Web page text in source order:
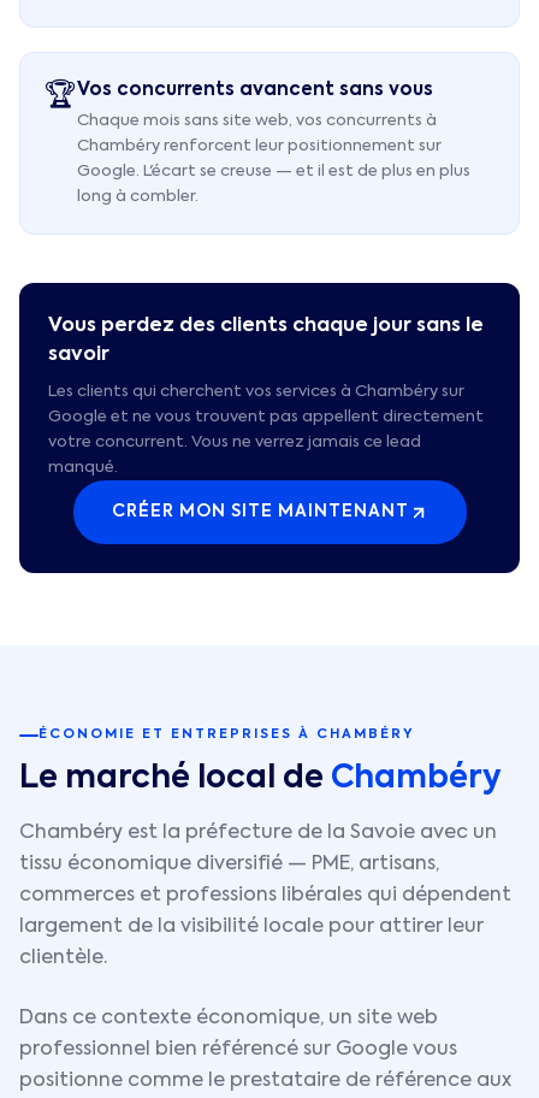
🏆 Vos concurrents avancent sans vous
Chaque mois sans site web, vos concurrents à
Chambéry renforcent leur positionnement sur
Google. L'écart se creuse — et il est de plus en plus
long à combler.
Vous perdez des clients chaque jour sans le
savoir
Les clients qui cherchent vos services à Chambéry sur
Google et ne vous trouvent pas appellent directement
votre concurrent. Vous ne verrez jamais ce lead
manqué.
CRÉER MON SITE MAINTENANT
ÉCONOMIE ET ENTREPRISES À CHAMBÉRY
Le marché local de Chambéry
Chambéry est la préfecture de la Savoie avec un
tissu économique diversifié — PME, artisans,
commerces et professions libérales qui dépendent
largement de la visibilité locale pour attirer leur
clientèle.
Dans ce contexte économique, un site web
professionnel bien référencé sur Google vous
positionne comme le prestataire de référence aux